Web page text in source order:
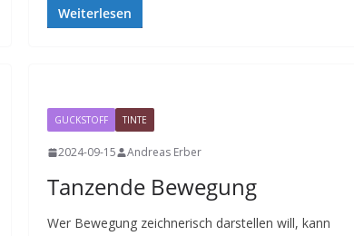
Weiterlesen
GUCKSTOFF TINTE
2024-09-15 Andreas Erber
Tanzende Bewegung
Wer Bewegung zeichnerisch darstellen will, kann